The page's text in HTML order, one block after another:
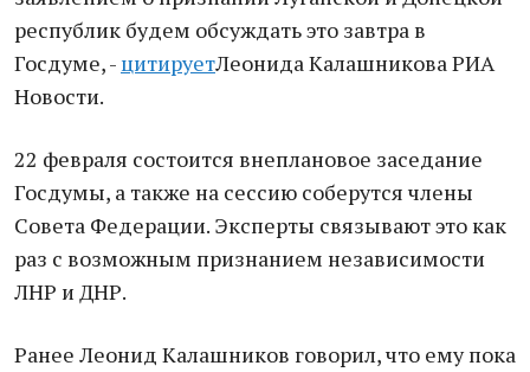
республик будем обсуждать это завтра в
Госдуме, - цитируетЛеонида Калашникова РИА
Новости.
22 февраля состоится внеплановое заседание
Госдумы, а также на сессию соберутся члены
Совета Федерации. Эксперты связывают это как
раз с возможным признанием независимости
ЛНР и ДНР.
Ранее Леонид Калашников говорил, что ему пока